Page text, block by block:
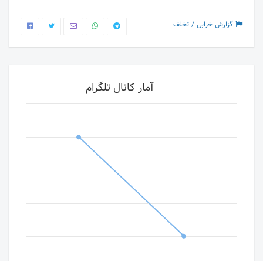
گزارش خرابی / تخلف
آمار کانال تلگرام